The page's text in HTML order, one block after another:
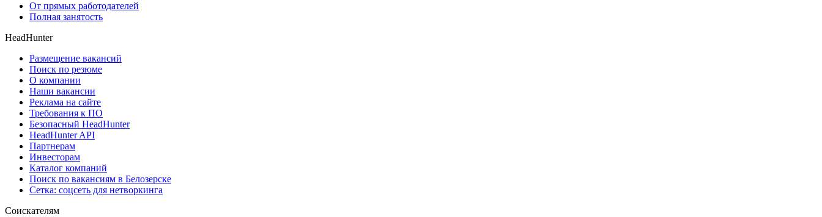
От прямых работодателей
Полная занятость
HeadHunter
Размещение вакансий
Поиск по резюме
О компании
Наши вакансии
Реклама на сайте
Требования к ПО
Безопасный HeadHunter
HeadHunter API
Партнерам
Инвесторам
Каталог компаний
Поиск по вакансиям в Белозерске
Сетка: соцсеть для нетворкинга
Соискателям